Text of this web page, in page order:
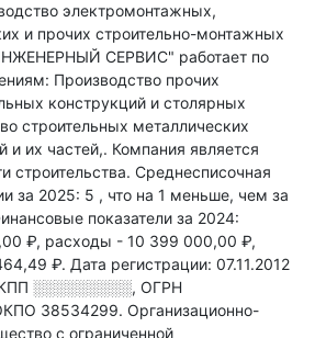
электромонтажных,
и прочих строительно-монтажных
СЕРВИС" работает по
Производство прочих
конструкций и столярных
строительных металлических
и их частей,. Компания является
строительства. Среднесписочная
за 2025: 5 , что на 1 меньше, чем за
показатели за 2024:
₽, расходы - 10 399 000,00 ₽,
₽. Дата регистрации: 07.11.2012
░░░░░░░░░, ОГРН
38534299. Организационно-
с ограниченной